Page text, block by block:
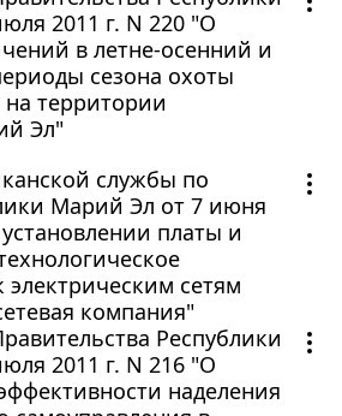
2011 г. N 220 "О
в летне-осенний и
сезона охоты
на территории
Эл"
службы по
Марий Эл от 7 июня
платы и
сетям
компания"
Республики
2011 г. N 216 "О
наделения